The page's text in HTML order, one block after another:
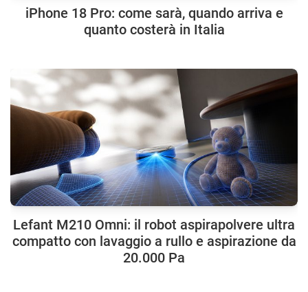
iPhone 18 Pro: come sarà, quando arriva e
quanto costerà in Italia
Lefant M210 Omni: il robot aspirapolvere ultra
compatto con lavaggio a rullo e aspirazione da
20.000 Pa